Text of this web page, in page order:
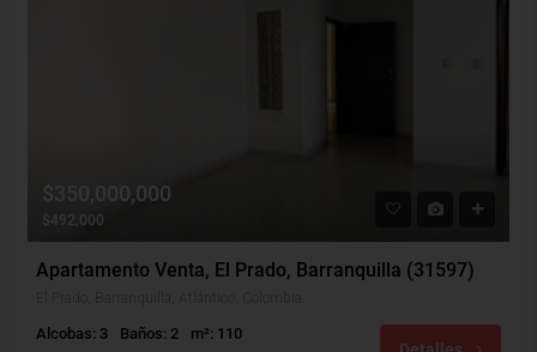
$350,000,000
$492,000
Apartamento Venta, El Prado, Barranquilla (31597)
Alcobas: 3 Baños: 2
m²: 110